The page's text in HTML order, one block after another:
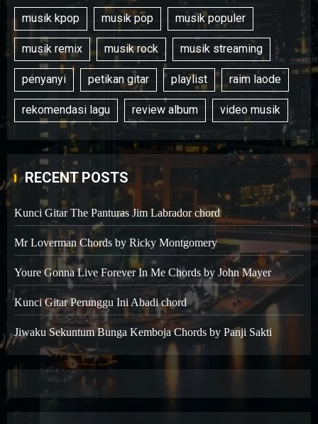
musik kpop musik pop musik populer
musik remix musik rock musik streaming
penyanyi petikan gitar playlist raim laode
rekomendasi lagu review album video musik
RECENT POSTS
Kunci Gitar The Panturas Jim Labrador chord
Mr Loverman Chords by Ricky Montgomery
Youre Gonna Live Forever In Me Chords by John Mayer
Kunci Gitar Perunggu Ini Abadi chord
Jiwaku Sekuntum Bunga Kemboja Chords by Panji Sakti